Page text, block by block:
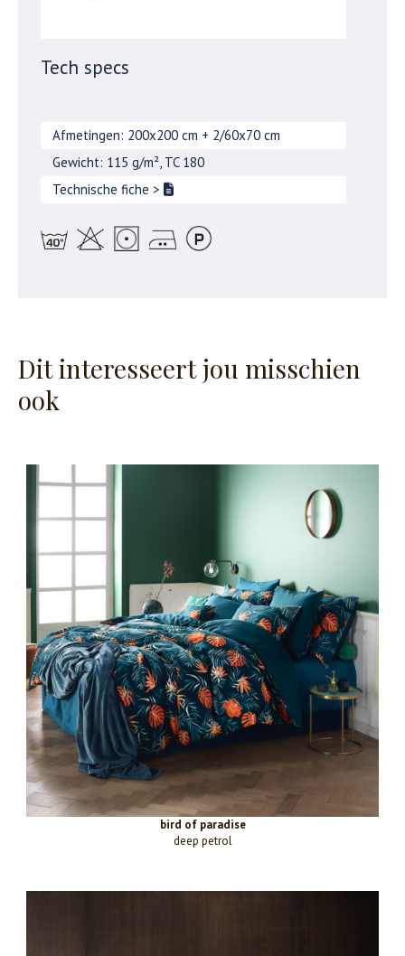
Tech specs
Afmetingen: 200x200 cm + 2/60x70 cm
Gewicht: 115 g/m², TC 180
Technische fiche >
Dit interesseert jou misschien
ook
bird of paradise
deep petrol